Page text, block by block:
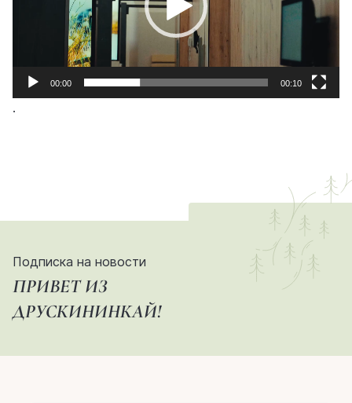
00:00 00:10
.
Подписка на новости
ПРИВЕТ ИЗ
ДРУСКИНИНКАЙ!